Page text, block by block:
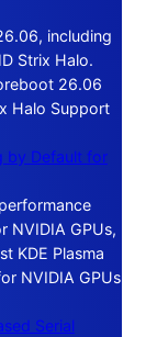
including
Strix Halo.
26.06
Halo Support
by Default for
NVIDIA GPUs,
KDE Plasma
NVIDIA GPUs
Serial